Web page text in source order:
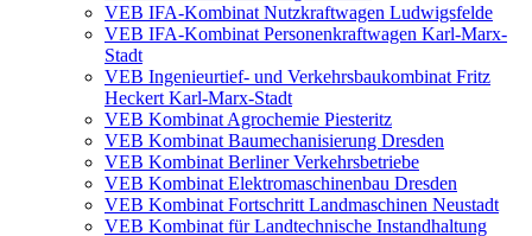
VEB IFA-Kombinat Nutzkraftwagen Ludwigsfelde
VEB IFA-Kombinat Personenkraftwagen Karl-Marx-
Stadt
VEB Ingenieurtief- und Verkehrsbaukombinat Fritz
Heckert Karl-Marx-Stadt
VEB Kombinat Agrochemie Piesteritz
VEB Kombinat Baumechanisierung Dresden
VEB Kombinat Berliner Verkehrsbetriebe
VEB Kombinat Elektromaschinenbau Dresden
VEB Kombinat Fortschritt Landmaschinen Neustadt
VEB Kombinat für Landtechnische Instandhaltung